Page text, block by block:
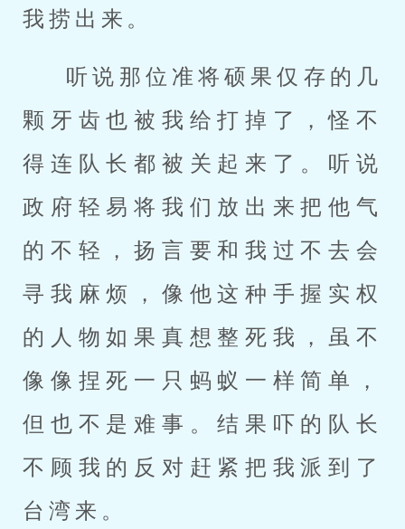
我捞出来。
听说那位准将硕果仅存的几
颗牙齿也被我给打掉了，怪不
得连队长都被关起来了。听说
政府轻易将我们放出来把他气
的不轻，扬言要和我过不去会
寻我麻烦，像他这种手握实权
的人物如果真想整死我，虽不
像像捏死一只蚂蚁一样简单，
但也不是难事。结果吓的队长
不顾我的反对赶紧把我派到了
台湾来。